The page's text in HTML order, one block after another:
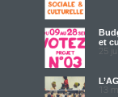
et
25
13